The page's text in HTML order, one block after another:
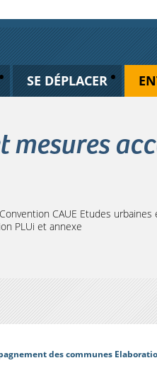
SE DÉPLACER
mesures
CAUE Etudes
PLUi et annexe
des communes